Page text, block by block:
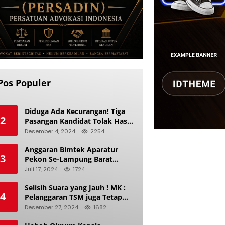
Populer
2
Diduga Ada Kecurangan! Tiga
Pasangan Kandidat Tolak Hasil
Pilkada Kerinci 2024
Desember 4, 2024 2254
3
Anggaran Bimtek Aparatur
Pekon Se-Lampung Barat
Diduga Ladang Korupsi Buat
Juli 17, 2024 1724
4
Selisih Suara yang Jauh ! MK :
Pelanggaran TSM juga Tetap
Mengacu pada Prinsip Keadilan
Desember 27, 2024 1682